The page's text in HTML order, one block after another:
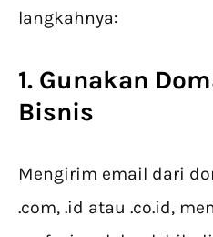
langkahnya:
1. Gunakan
Bisnis
Mengirim email dari
.com, .id atau .co.id,